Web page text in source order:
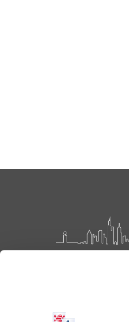
Postfach 60 05 66